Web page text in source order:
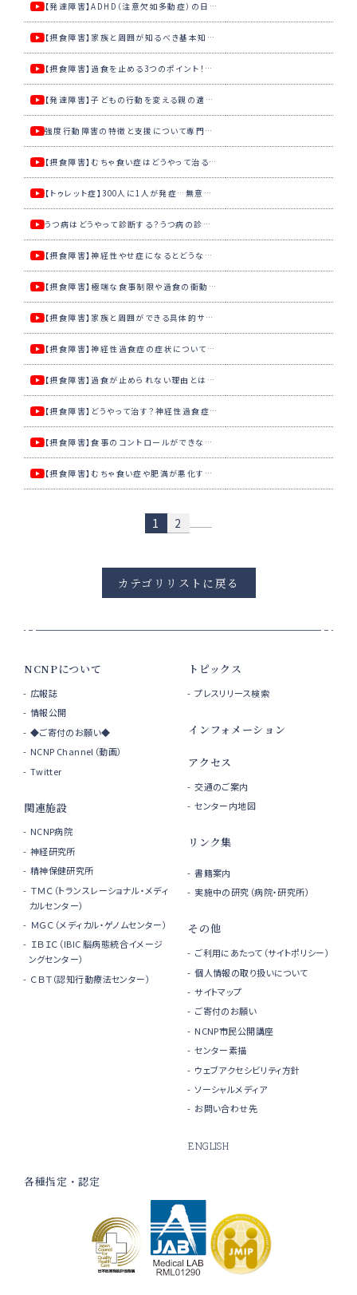
【発達障害】ADHD（注意欠如多動症）の日常はどんな生活？症状と原因について専門医が解説【国立精神・神経医療研究センター】
【摂食障害】家族と周囲が知るべき基本知識。神経性やせ症の心理と回復の基礎理論を専門医が解説【国立精神・神経医療研究センター】
【摂食障害】過食を止める3つのポイント！過食・嘔吐の悪循環から抜け出す方法を専門医が解説【国立精神・神経医療研究センター】
【発達障害】子どもの行動を変える親の適切な対応は?ADHDの治療について専門医が解説【国立精神・神経医療研究センター】
強度行動障害の特徴と支援について専門医が解説【国立精神・神経医療研究センター】
【摂食障害】むちゃ食い症はどうやって治るの？回復過程について専門医が解説【国立精神・神経医療研究センター】
【トゥレット症】300人に1人が発症…無意識に大きな声や体の動きが出てしまう「トゥレット症」について専門医が解説【国立精神・神経医療研究センター】
うつ病はどうやって診断する？うつ病の診断と治療について専門医が解説【国立精神・神経医療研究センター】
【摂食障害】神経性やせ症になるとどうなるの？肥満恐怖が引き起こす低体重の危険について専門医が解説【国立精神・神経医療研究センター】
【摂食障害】極端な食事制限や過食の衝動…「神経性やせ症」の悪循環の危険性について専門医が解説【国立精神・神経医療研究センター】
【摂食障害】家族と周囲ができる具体的サポートは？神経性やせ症の回復支援の実践ポイントを専門医が解説【国立精神・神経医療研究センター】
【摂食障害】神経性過食症の症状について専門医が解説【国立精神・神経医療研究センター】
【摂食障害】過食が止められない理由とは？過食・嘔吐の悪循環について専門医が解説【国立精神・神経医療研究センター】
【摂食障害】どうやって治す？神経性過食症を改善する３つの心理療法について専門医が解説【国立精神・神経医療研究センター】
【摂食障害】食事のコントロールができない...むちゃ食い症の危険性について専門医が解説【国立精神・神経医療研究センター】
【摂食障害】むちゃ食い症や肥満が悪化する「負のスパイラル」から抜け出す方法について専門医が解説【国立精神・神経医療研究センター】
1 2
カテゴリリストに戻る
NCNPについて
広報誌
情報公開
◆ご寄付のお願い◆
NCNP Channel（動画）
Twitter
関連施設
NCNP病院
神経研究所
精神保健研究所
ＴＭＣ（トランスレーショナル・メディ
カルセンター）
ＭＧＣ（メディカル・ゲノムセンター）
ＩＢＩＣ（IBIC 脳病態統合イメージ
ングセンター）
ＣＢＴ（認知行動療法センター）
トピックス
プレスリリース検索
インフォメーション
アクセス
交通のご案内
センター内地図
リンク集
書籍案内
実施中の研究（病院・研究所）
その他
ご利用にあたって（サイトポリシー）
個人情報の取り扱いについて
サイトマップ
ご寄付のお願い
NCNP市民公開講座
センター素描
ウェブアクセシビリティ方針
ソーシャルメディア
お問い合わせ先
ENGLISH
各種指定・認定